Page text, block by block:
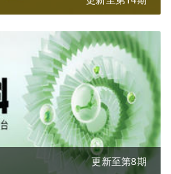
更新至第8期